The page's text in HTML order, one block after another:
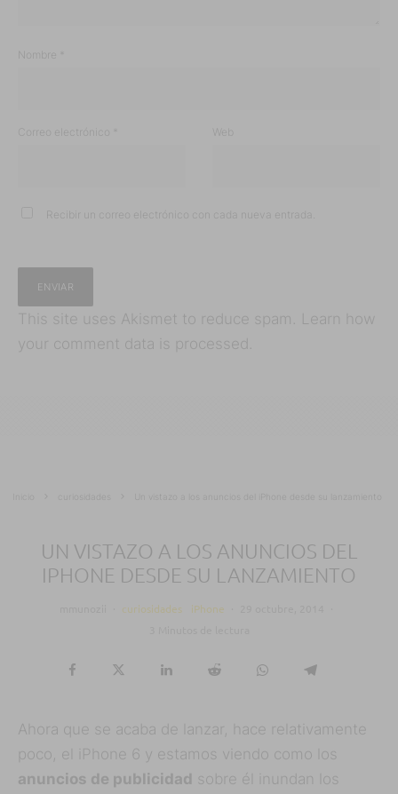
Nombre
Correo electrónico Web
Recibir un correo electrónico con cada nueva entrada.
This site uses Akismet to reduce spam. Learn how
your comment data is processed.
Un vistazo a los anuncios del iPhone desde su lanzamiento
UN VISTAZO A LOS ANUNCIOS DEL
IPHONE DESDE SU LANZAMIENTO
curiosidades iPhone
Ahora que se acaba de lanzar, hace relativamente
poco, el iPhone 6 y estamos viendo como los
anuncios de publicidad sobre él inundan los